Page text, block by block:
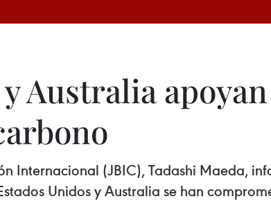
Australia
Internacional (JBIC), Tadashi Maeda,
Unidos y Australia se han